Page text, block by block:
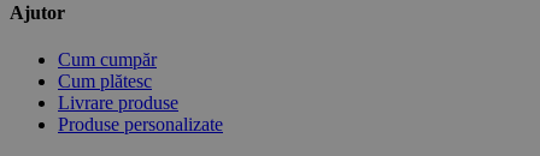
Ajutor
Cum cumpăr
Cum plătesc
Livrare produse
Produse personalizate